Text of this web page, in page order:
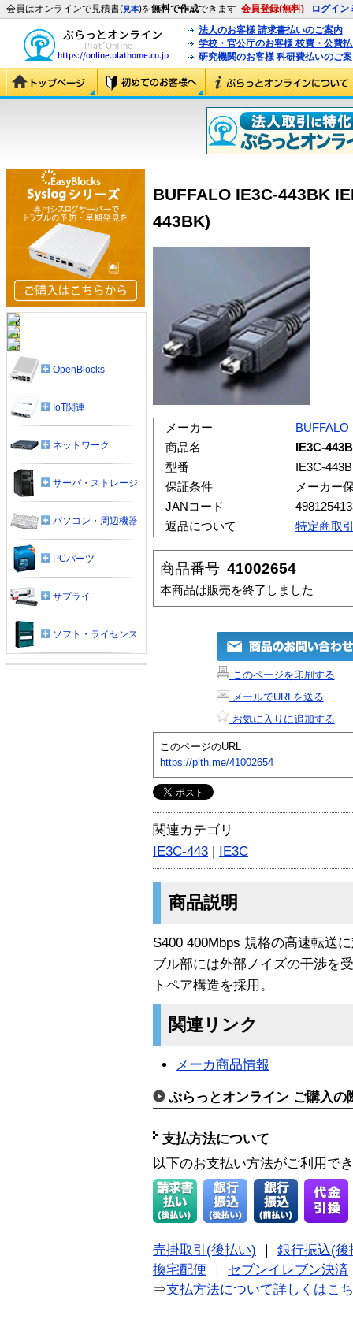
会員はオンラインで見積書(見本)を無料で作成できます 会員登録(無料) ログイン
法人のお客様 請求書払いのご案内
学校・官公庁のお客様 校費・公費
研究機関のお客様 科研費払いのご
BUFFALO IE3C-443BK
443BK)
メーカー
BUFFALO
商品名
IE3C-
型番
IE3C-
保証条件
メーカー
JANコード
返品について
特定商取
商品番号 41002654
本商品は販売を終了しました
このページを印刷する
メールでURLを送る
お気に入りに追加する
このページのURL
https://plth.me/41002654
関連カテゴリ
IE3C-443 | IE3C
商品説明
S400 400Mbps 規格の高速転送
ブル部には外部ノイズの干渉を
トペア構造を採用。
関連リンク
メーカ商品情報
ぷらっとオンライン ご購入の
支払方法について
以下のお支払い方法がご利用で
売掛取引(後払い)
銀行振込(後
換宅配便
セブンイレブン決済
⇒支払方法について詳しくはこ
OpenBlocks
IoT関連
ネットワーク
サーバ・ストレージ
パソコン・周辺機器
PCパーツ
サプライ
ソフト・ライセンス